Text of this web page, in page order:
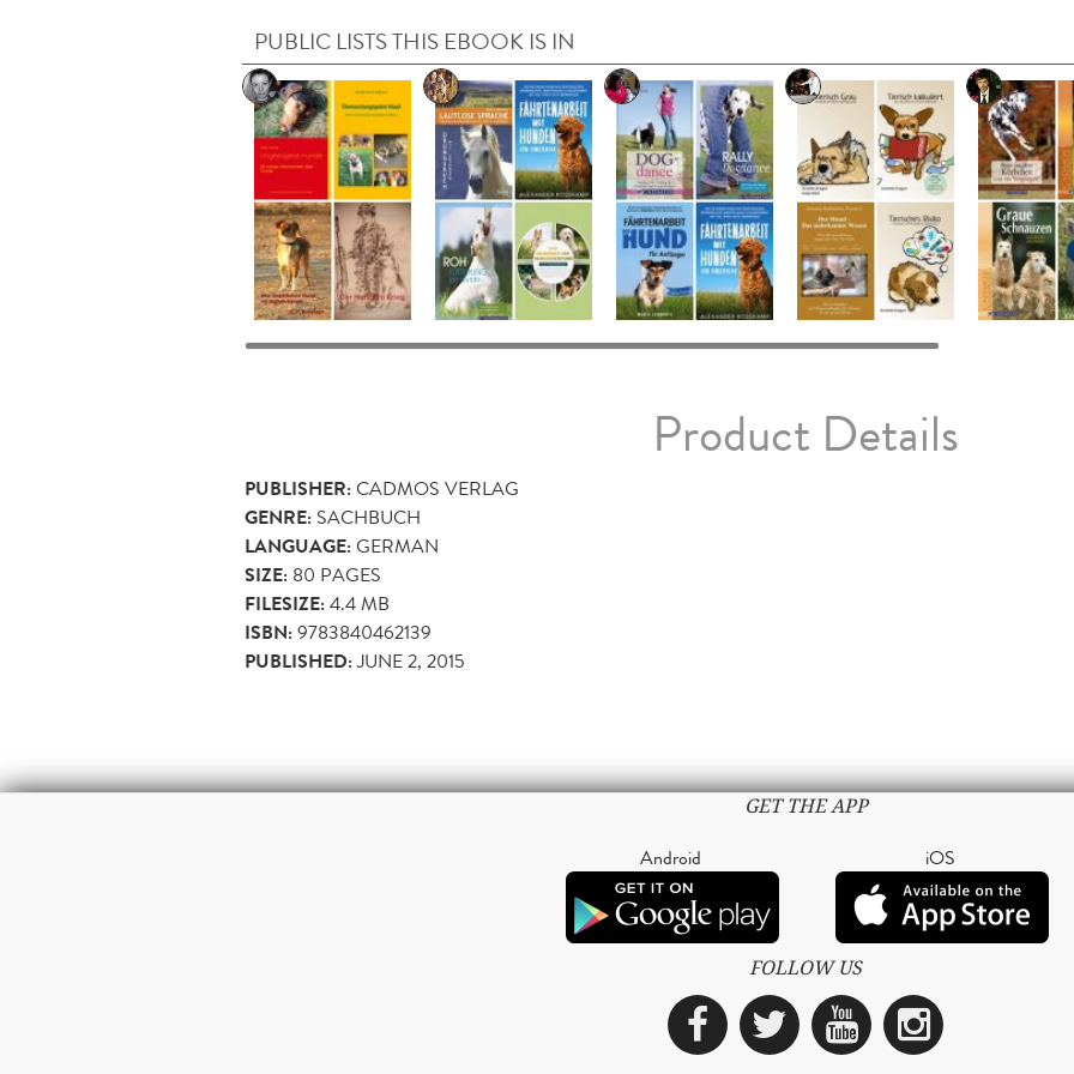
PUBLIC LISTS THIS EBOOK IS IN
Product Details
PUBLISHER:CADMOS VERLAG
GENRE: SACHBUCH
LANGUAGE:GERMAN
SIZE: 80 PAGES
FILESIZE:4.4 MB
ISBN:9783840462139
PUBLISHED:JUNE 2, 2015
GET THE APP
Android iOS
FOLLOW US
Facebook
TwitterYouTube